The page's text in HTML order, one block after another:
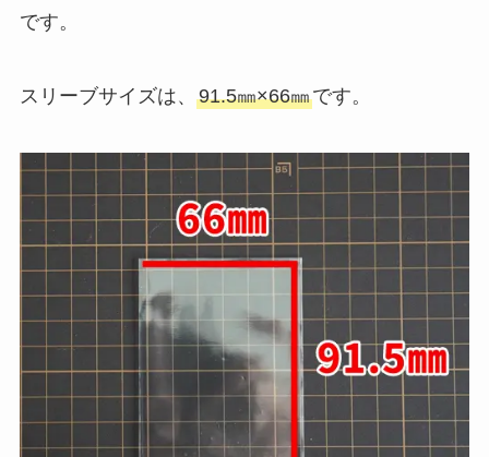
です。
スリーブサイズは、 91.5㎜×66㎜です。